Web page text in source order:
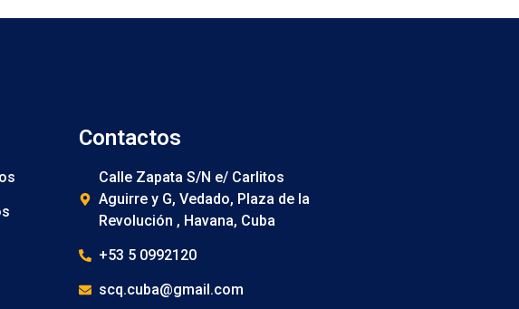
Contactos
Calle Zapata S/N e/ Carlitos
Aguirre y G, Vedado, Plaza de la
Revolución , Havana, Cuba
+53 5 0992120
scq.cuba@gmail.com